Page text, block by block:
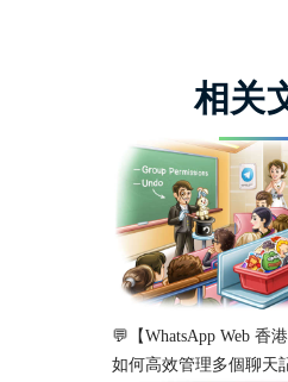
相关
💬【WhatsApp Web 香
如何高效管理多個聊天